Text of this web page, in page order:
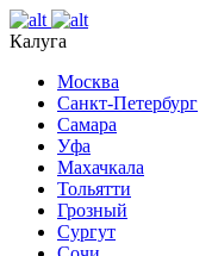
Калуга
Москва
Санкт-Петербург
Самара
Уфа
Махачкала
Тольятти
Грозный
Сургут